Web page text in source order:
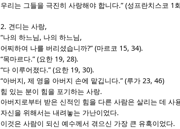
우리는 그들을 극진히 사랑해야 합니다.” (성프란치스코 1
2. 견디는 사랑,
“나의 하느님 , 나의 하느님 ,
어찌하여 나를 버리셨습니까?” (마르코 15, 34).
“목마르다.” (요한 19, 28).
“다 이루어졌다.” (요한 19, 30).
“아버지 , 제 영을 아버지 손에 맡깁니다.” (루가 23, 46)
힘 있는 분이 힘을 포기하는 사랑.
아버지로부터 받은 신적인 힘을 다른 사람은 살리는 데 사
자신을 위해서는 내려놓는 가난이었다.
이것은 사람이 되신 예수께서 겪으신 가장 큰 유혹이었다.